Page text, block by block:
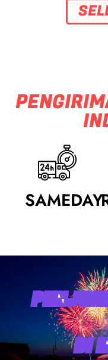
SAMEDAY
DI